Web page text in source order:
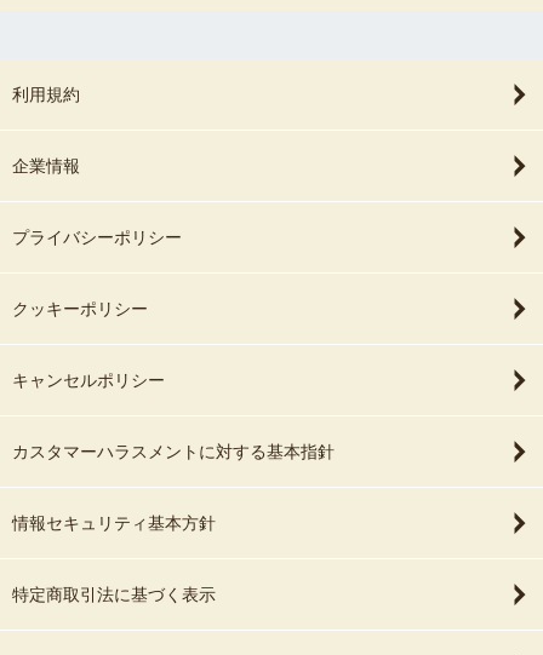
利用規約
企業情報
プライバシーポリシー
クッキーポリシー
キャンセルポリシー
カスタマーハラスメントに対する基本指針
情報セキュリティ基本方針
特定商取引法に基づく表示